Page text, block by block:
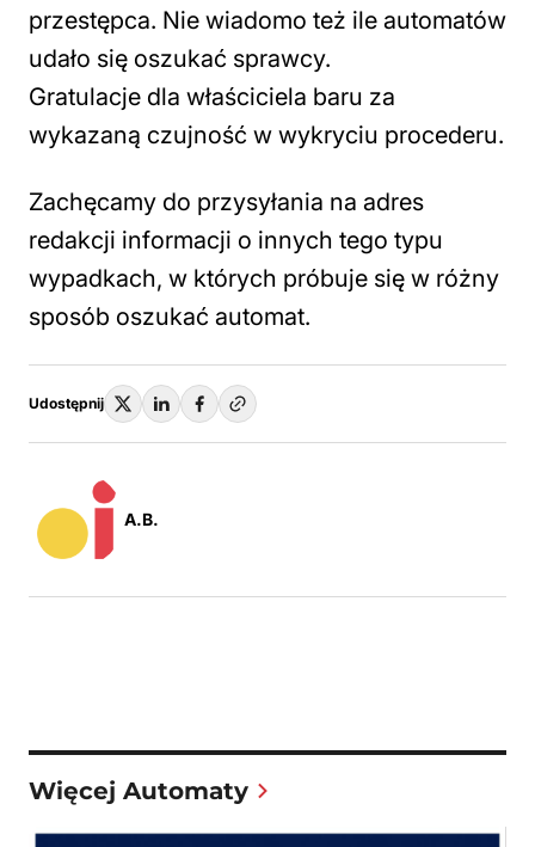
przestępca. Nie wiadomo też ile automatów
udało się oszukać sprawcy.
Gratulacje dla właściciela baru za
wykazaną czujność w wykryciu procederu.
Zachęcamy do przysyłania na adres
redakcji informacji o innych tego typu
wypadkach, w których próbuje się w różny
sposób oszukać automat.
Udostępnij
A.B.
Więcej Automaty